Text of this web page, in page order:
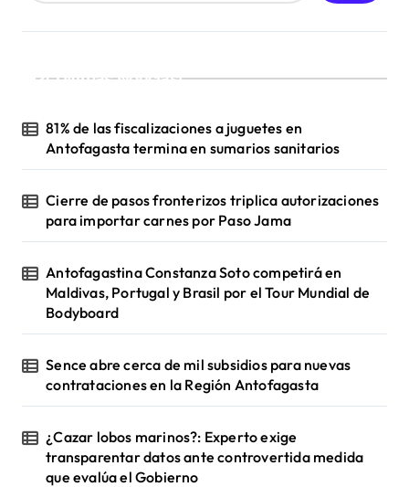
¡Ultimas Noticias!
81% de las fiscalizaciones a juguetes en
Antofagasta termina en sumarios sanitarios
Cierre de pasos fronterizos triplica autorizaciones
para importar carnes por Paso Jama
Antofagastina Constanza Soto competirá en
Maldivas, Portugal y Brasil por el Tour Mundial de
Bodyboard
Sence abre cerca de mil subsidios para nuevas
contrataciones en la Región Antofagasta
¿Cazar lobos marinos?: Experto exige
transparentar datos ante controvertida medida
que evalúa el Gobierno